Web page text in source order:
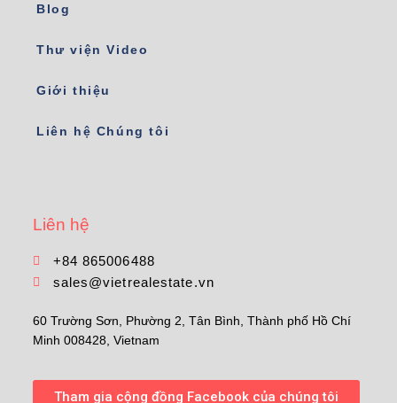
Blog
Thư viện Video
Giới thiệu
Liên hệ Chúng tôi
Liên hệ
+84 865006488
sales@vietrealestate.vn
60 Trường Sơn, Phường 2, Tân Bình, Thành phố Hồ Chí
Minh 008428, Vietnam
Tham gia cộng đồng Facebook của chúng tôi